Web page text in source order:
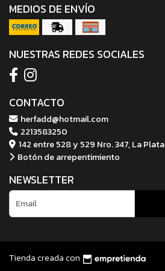
MEDIOS DE ENVÍO
NUESTRAS REDES SOCIALES
CONTACTO
herfadd@hotmail.com
2213583250
142 entre 528 y 529 Nro. 347, La Plata
Botón de arrepentimiento
NEWSLETTER
Tienda creada con